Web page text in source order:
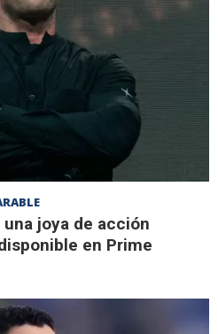
joya de acción
en Prime